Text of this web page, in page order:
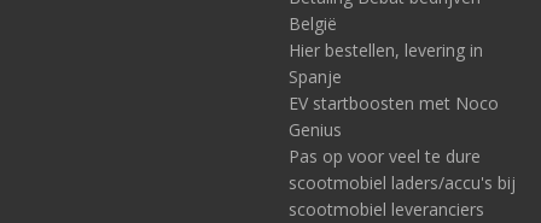
België
Hier bestellen, levering in
Spanje
EV startboosten met Noco
Genius
Pas op voor veel te dure
scootmobiel laders/accu's bij
scootmobiel leveranciers